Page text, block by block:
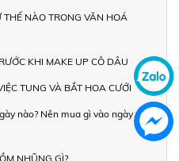
NÀO TRONG VĂN HOÁ
KHI MAKE UP CÔ DÂU
TUNG VÀ BẮT HOA CƯỚI
nào? Nên mua gì vào ngày vía
NHŨNG GÌ?